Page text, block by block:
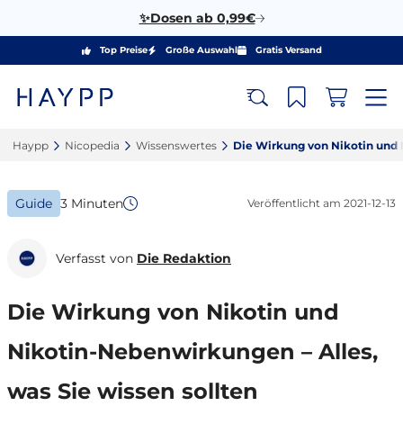
✨Dosen ab 0,99€
Top Preise Große Auswahl Gratis Versand
Haypp‎ Nicopedia‎ Wissenswertes‎ Die Wirkung von Nikotin und
Guide 3 Minuten Veröffentlicht am 2021-12-13
Verfasst von Die Redaktion
Die Wirkung von Nikotin und
Nikotin-Nebenwirkungen – Alles,
was Sie wissen sollten